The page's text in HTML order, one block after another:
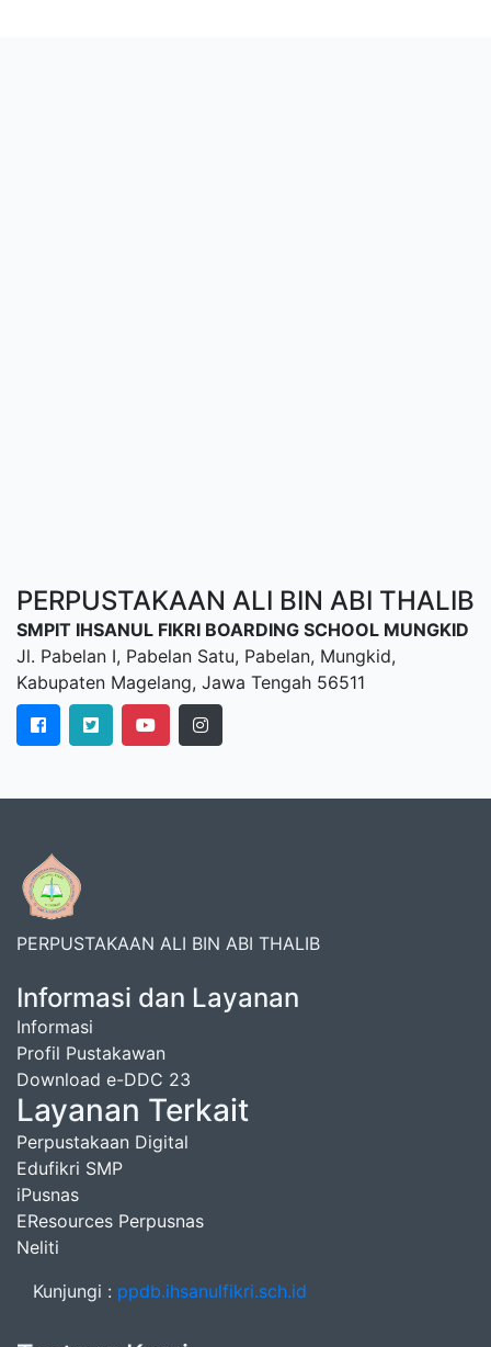
PERPUSTAKAAN ALI BIN ABI THALIB
SMPIT IHSANUL FIKRI BOARDING SCHOOL MUNGKID
Jl. Pabelan I, Pabelan Satu, Pabelan, Mungkid,
Kabupaten Magelang, Jawa Tengah 56511
PERPUSTAKAAN ALI BIN ABI THALIB
Informasi dan Layanan
Informasi
Profil Pustakawan
Download e-DDC 23
Layanan Terkait
Perpustakaan Digital
Edufikri SMP
iPusnas
EResources Perpusnas
Neliti
Kunjungi : ppdb.ihsanulfikri.sch.id